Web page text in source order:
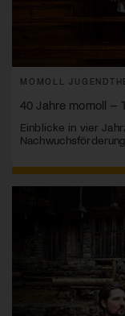
MOMOLL
40 Jahre momoll –
Einblicke in vier